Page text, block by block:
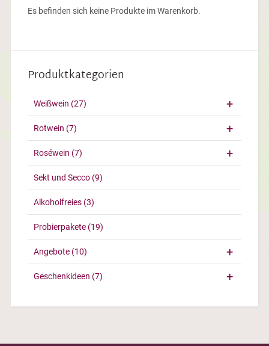
Es befinden sich keine Produkte im Warenkorb.
Produktkategorien
Weißwein (27)
Rotwein (7)
Roséwein (7)
Sekt und Secco (9)
Alkoholfreies (3)
Probierpakete (19)
Angebote (10)
Geschenkideen (7)